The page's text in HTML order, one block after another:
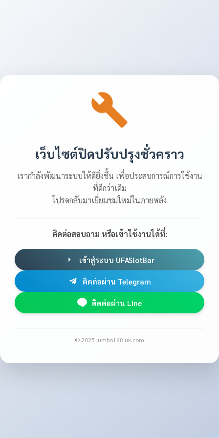
เว็บไซต์ปิดปรับปรุงชั่วคราว
เรากำลังพัฒนาระบบให้ดียิ่งขึ้น เพื่อประสบการณ์การใช้งาน
ที่ดีกว่าเดิม
โปรดกลับมาเยี่ยมชมใหม่ในภายหลัง
ติดต่อสอบถาม หรือเข้าใช้งานได้ที่:
เข้าสู่ระบบ UFASlotBar
ติดต่อผ่าน Telegram
ติดต่อผ่าน Line
© 2025 jumbo168.uk.com